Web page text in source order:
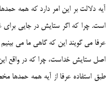
آيه دلالت بر اين امر دارد كه همه
است. چرا كه اگر ستايش در جايي براي
عرفا مي گويند اين كه گاهي ما مي
اصل ستايش خداست، چرا كه در واقع
طبق استفاده عرفا از آيه همه حمدها